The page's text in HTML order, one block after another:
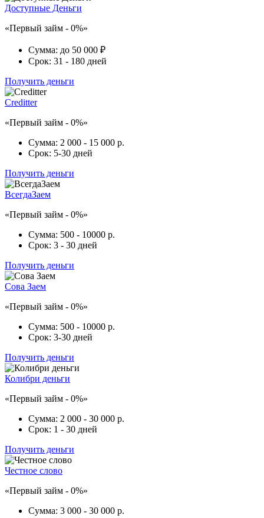
Доступные Деньги
«Первый займ - 0%»
Сумма: до 50 000 ₽
Срок: 31 - 180 дней
Получить деньги
Creditter
«Первый займ - 0%»
Сумма: 2 000 - 15 000 р.
Срок: 5-30 дней
Получить деньги
ВсегдаЗаем
«Первый займ - 0%»
Сумма: 500 - 10000 р.
Срок: 3 - 30 дней
Получить деньги
Сова Заем
«Первый займ - 0%»
Сумма: 500 - 10000 р.
Срок: 3-30 дней
Получить деньги
Колибри деньги
«Первый займ - 0%»
Сумма: 2 000 - 30 000 р.
Срок: 1 - 30 дней
Получить деньги
Честное слово
«Первый займ - 0%»
Сумма: 3 000 - 30 000 р.